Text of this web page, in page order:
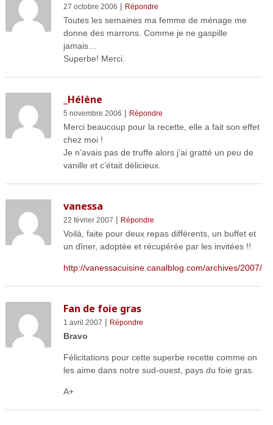
27 octobre 2006 | Répondre
Toutes les semaines ma femme de ménage me
donne des marrons. Comme je ne gaspille
jamais…
Superbe! Merci.
_Hélène
5 novembre 2006 | Répondre
Merci beaucoup pour la recette, elle a fait son effet
chez moi !
Je n’avais pas de truffe alors j’ai gratté un peu de
vanille et c’était délicieux.
vanessa
22 février 2007 | Répondre
Voilà, faite pour deux repas différents, un buffet et
un dîner, adoptée et récupérée par les invitées !!
http://vanessacuisine.canalblog.com/archives/2007/
Fan de foie gras
1 avril 2007 | Répondre
Bravo
Félicitations pour cette superbe recette comme on
les aime dans notre sud-ouest, pays du foie gras.
A+